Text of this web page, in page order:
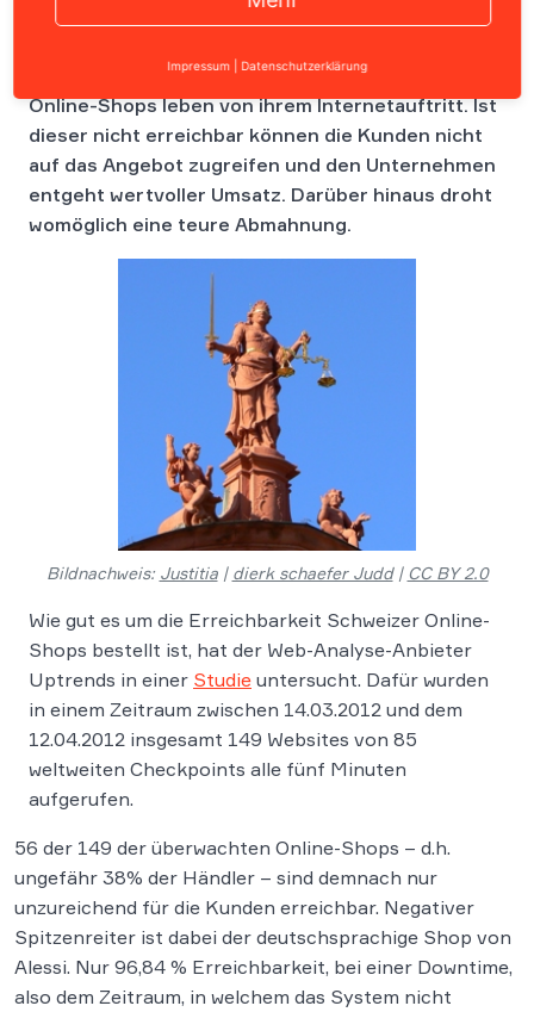
Online-Shops leben von ihrem Internetauftritt. Ist
dieser nicht erreichbar können die Kunden nicht
auf das Angebot zugreifen und den Unternehmen
entgeht wertvoller Umsatz. Darüber hinaus droht
womöglich eine teure Abmahnung.
Bildnachweis: Justitia| dierk schaefer Judd| CC BY 2.0
Wie gut es um die Erreichbarkeit Schweizer Online-
Shops bestellt ist, hat der Web-Analyse-Anbieter
Uptrends in einer Studie untersucht. Dafür wurden
in einem Zeitraum zwischen 14.03.2012 und dem
12.04.2012 insgesamt 149 Websites von 85
weltweiten Checkpoints alle fünf Minuten
aufgerufen.
56 der 149 der überwachten Online-Shops – d.h.
ungefähr 38% der Händler – sind demnach nur
unzureichend für die Kunden erreichbar. Negativer
Spitzenreiter ist dabei der deutschsprachige Shop von
Alessi. Nur 96,84 % Erreichbarkeit, bei einer Downtime,
also dem Zeitraum, in welchem das System nicht
Impressum Datenschutzerklärung